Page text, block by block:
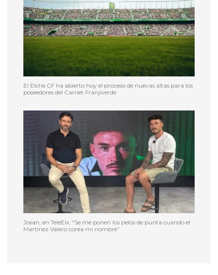
El Elche CF ha abierto hoy el proceso de nuevas altas para los
poseedores del Carnet Franjiverde
Josan, en TeleElx: “Se me ponen los pelos de punta cuando el
Martínez Valero corea mi nombre”